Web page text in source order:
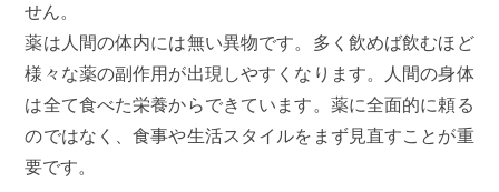
せん。
薬は人間の体内には無い異物です。多く飲めば飲むほど
様々な薬の副作用が出現しやすくなります。人間の身体
は全て食べた栄養からできています。薬に全面的に頼る
のではなく、食事や生活スタイルをまず見直すことが重
要です。